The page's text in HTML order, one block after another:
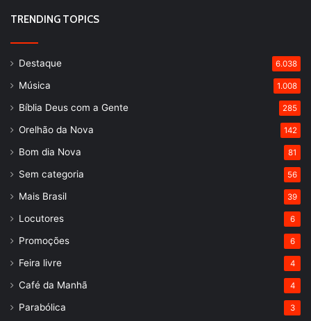
TRENDING TOPICS
Destaque 6.038
Música 1.008
Bíblia Deus com a Gente 285
Orelhão da Nova 142
Bom dia Nova 81
Sem categoria 56
Mais Brasil 39
Locutores 6
Promoções 6
Feira livre 4
Café da Manhã 4
Parabólica 3